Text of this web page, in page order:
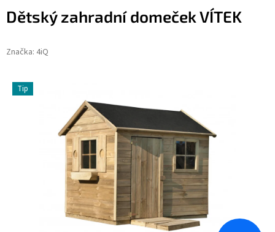
Dětský zahradní domeček VÍTEK
Značka: 4iQ
Tip